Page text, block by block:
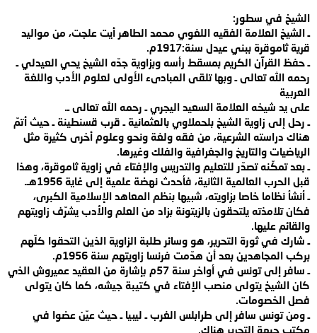
الشيخ في سطور:
ـ الشيخ العلامة الفقيه اللغوي محمد الطاهر أيت علجت، من مواليد
قرية ثاموقرة ببني عيدل سنة:1917م
.
ـ حفظ القرآن الكريم بمسقط رأسه وبزاوية جدّه الشيخ يحي العيدلي ـ
رحمه الله تعالى ـ وبها تلقى المبادىء الأولى لعلوم الأدب واللغة
العربية
على يد شيخه العلامة السعيد اليجري ـ رحمه الله تعالى ـ.
ـ رحل إلى زاوية الشيخ بلحملاوي بالعثمانية ـ قرب قسنطينة ـ حيث أتمّ
هناك دراسته الشرعية، من فقه ولغة ونحو وعلوم أخرى كثيرة مثل
الرياضيات والتاريخ والجغرافية والفلك وغيرها.
ـ بعد تمكّنه تصدّر للتعليم والتدريس والإفتاء في زاوية ثاموقرة، وهذا
قبل الحرب العالمية الثانية، فأحدث نهضة علمية إلى غاية
هـ.
ـ أنشأ نظاما خاصا بزاويته، شبيها بنظم المعاهد الإسلامية الكبرى،
فكان تلامذته يلتحقون بالزيتونة بزاد من العلم والأدب يشرّف زاويتهم
والقائم عليها.
ـ شارك في ثورة التحرير، هو وسائر طلبة الزاوية الذين التحقوا كلّهم
بركب المجاهدين بعد أن هدّمت فرنسا زاويتهم سنة 1956م
.
ـ سافر إلى تونس في
أواخر سنة 57م بإشارة من العقيد عميروش الذي
كان الشيخ يتولى منصب الإفتاء في كتيبة جيشه، كما كان يتولى
فصل الخصومات.
ـ ومن تونس سافر إلى طرابلس الغرب ـ ليبيا ـ حيث عيّن عضوا في
مكتب جبهة التحرير هناك.